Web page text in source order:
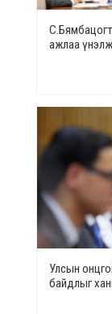
С.Бямбацогт:
ажлаа
Улсын
байдлыг